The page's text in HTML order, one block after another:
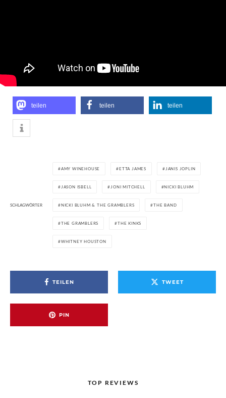
teilen teilen teilen
SCHLAGWÖRTER
AMY WINEHOUSE ETTA JAMES JANIS JOPLIN
JASON ISBELL JONI MITCHELL NICKI BLUHM
NICKI BLUHM & THE GRAMBLERS THE BAND
THE GRAMBLERS THE KINKS
WHITNEY HOUSTON
TEILEN TWEET
PIN
TOP REVIEWS